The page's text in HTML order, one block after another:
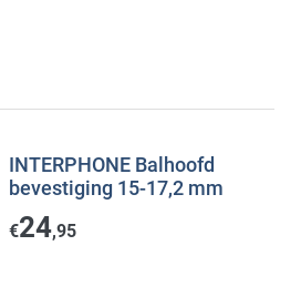
INTERPHONE Balhoofd
bevestiging 15-17,2 mm
€24,95